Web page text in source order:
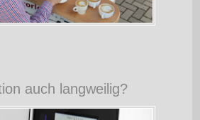
+
auch langweilig?